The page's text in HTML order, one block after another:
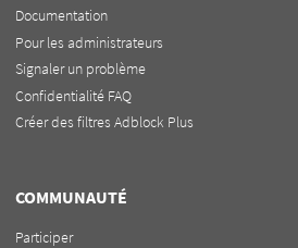
Documentation
Pour les administrateurs
Signaler un problème
Confidentialité FAQ
Créer des filtres Adblock Plus
COMMUNAUTÉ
Participer